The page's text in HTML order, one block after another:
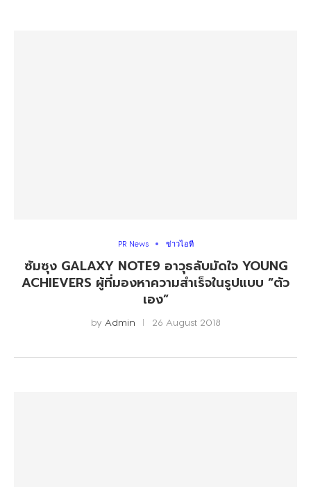
PR News ข่าวไอที
ซัมซุง GALAXY NOTE9 อาวุธลับมัดใจ YOUNG
ACHIEVERS ผู้ที่มองหาความสำเร็จในรูปแบบ “ตัว
เอง”
by Admin 26 August 2018